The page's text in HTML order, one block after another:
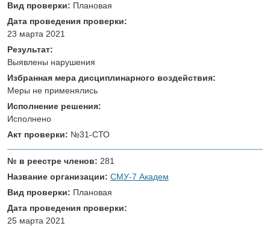
Вид проверки: Плановая
Дата проведения проверки:
23 марта 2021
Результат:
Выявлены нарушения
Избранная мера дисциплинарного воздействия:
Меры не применялись
Исполнение решения:
Исполнено
Акт проверки: №31-СТО
№ в реестре членов: 281
Название организации: СМУ-7 Академ
Вид проверки: Плановая
Дата проведения проверки:
25 марта 2021